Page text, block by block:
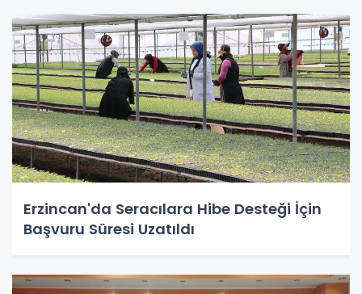
Erzincan'da Seracılara Hibe Desteği İçin
Başvuru Süresi Uzatıldı